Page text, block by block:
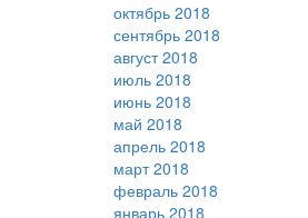
октябрь 2018
сентябрь 2018
август 2018
июль 2018
июнь 2018
май 2018
апрель 2018
март 2018
февраль 2018
январь 2018